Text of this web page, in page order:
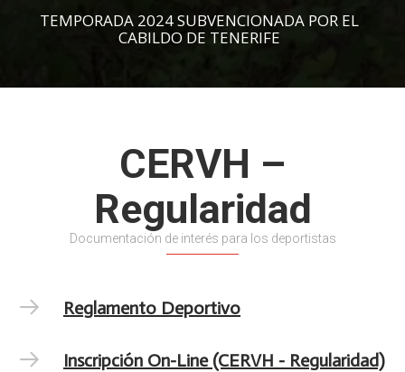
TEMPORADA 2024 SUBVENCIONADA POR EL
CABILDO DE TENERIFE
CERVH –
Regularidad
Documentación de interés para los deportistas
Reglamento Deportivo
Inscripción On-Line (CERVH - Regularidad)